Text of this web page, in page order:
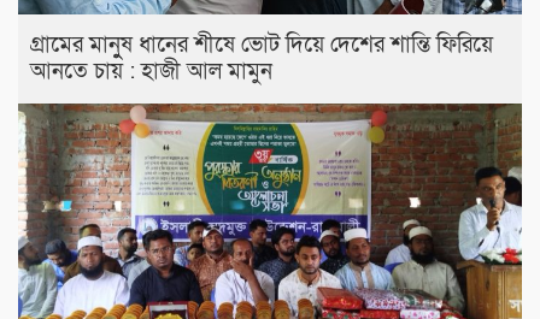
গ্রামের মানুুষ ধানের শীষে ভোট দিয়ে দেশের শান্তি ফিরিয়ে
আনতে চায় : হাজী আল মামুন